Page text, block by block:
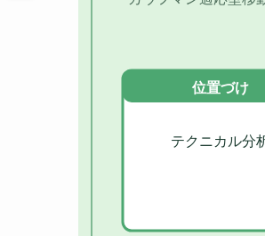
位置づけ
テクニカル分